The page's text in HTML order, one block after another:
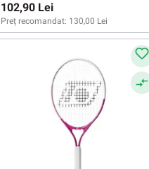
102,90 Lei
Preț recomandat: 130,00 Lei